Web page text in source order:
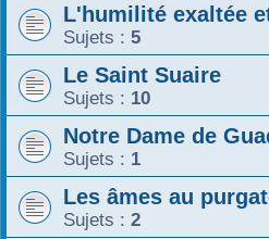
L'humilité exaltée
Sujets : 5
Le Saint Suaire
Sujets : 10
Notre Dame de
Sujets : 1
Les âmes au
Sujets : 2